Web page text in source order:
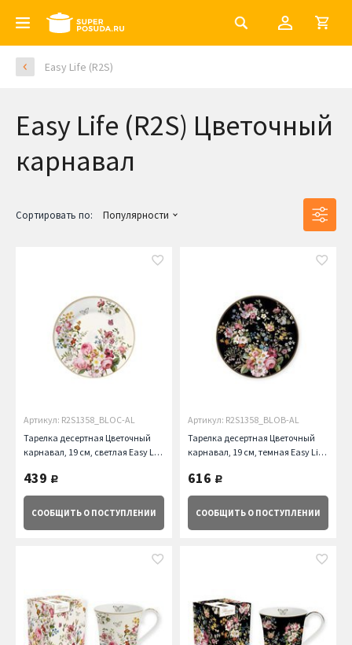
Easy Life (R2S)
Easy Life (R2S) Цветочный
карнавал
Сортировать по: Популярности
Артикул: R2S1358_BLOC-AL
Тарелка десертная Цветочный
карнавал, 19 см, светлая Easy Life
439 руб.
СООБЩИТЬ О ПОСТУПЛЕНИИ
Артикул: R2S1358_BLOB-AL
Тарелка десертная Цветочный
карнавал, 19 см, темная Easy Life
616 руб.
СООБЩИТЬ О ПОСТУПЛЕНИИ